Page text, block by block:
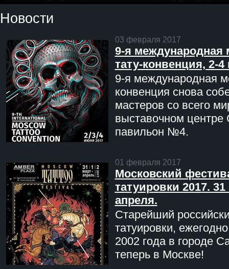
Новости
03 февраля 2017
9-я международная
тату-конвенция, 2-
9-я международная
конвенция снова
мастеров со всего
выставочном центре
павильон №4.
01 февраля 2017
Московский
татуировки 2017. 31
апреля.
Старейший
татуировки,
2002 года в городе
теперь в Москве!